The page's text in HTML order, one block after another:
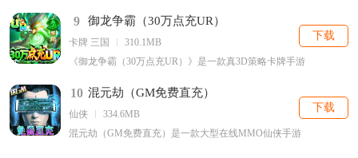
9 御龙争霸（30万点充UR）
卡牌 三国
310.1MB
《御龙争霸（30万点充UR）》是一款真3D策略卡牌手游
下载
10 混元劫（GM免费直充）
仙侠
334.6MB
混元劫（GM免费直充）是一款大型在线MMO仙侠手游
下载